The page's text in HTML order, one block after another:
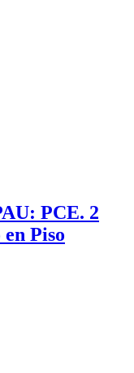
PCE. 2
Piso